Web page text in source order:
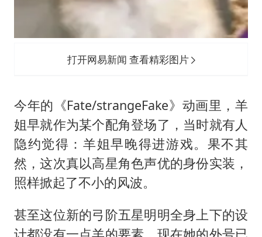
打开网易新闻 查看精彩图片
今年的《Fate/strangeFake》动画里，羊
姐早就作为某个配角登场了，当时就有人
隐约觉得：羊姐早晚得进游戏。果不其
然，这次真以高星角色声优的身份实装，
照样掀起了不小的风波。
甚至这位新的弓阶五星明明全身上下的设